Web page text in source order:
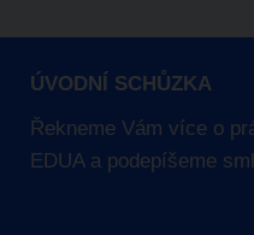
ÚVODNÍ SCHŮZKA
Řekneme Vám více o
EDUA a podepíšeme